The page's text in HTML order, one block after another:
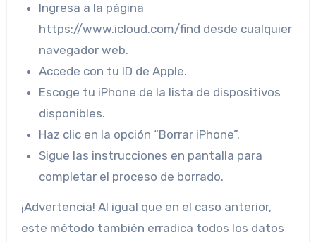
Ingresa a la página
https://www.icloud.com/find desde cualquier
navegador web.
Accede con tu ID de Apple.
Escoge tu iPhone de la lista de dispositivos
disponibles.
Haz clic en la opción “Borrar iPhone”.
Sigue las instrucciones en pantalla para
completar el proceso de borrado.
¡Advertencia! Al igual que en el caso anterior,
este método también erradica todos los datos